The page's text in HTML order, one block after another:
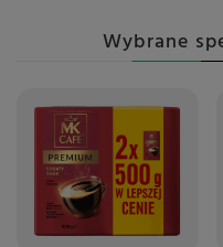
Wybrane